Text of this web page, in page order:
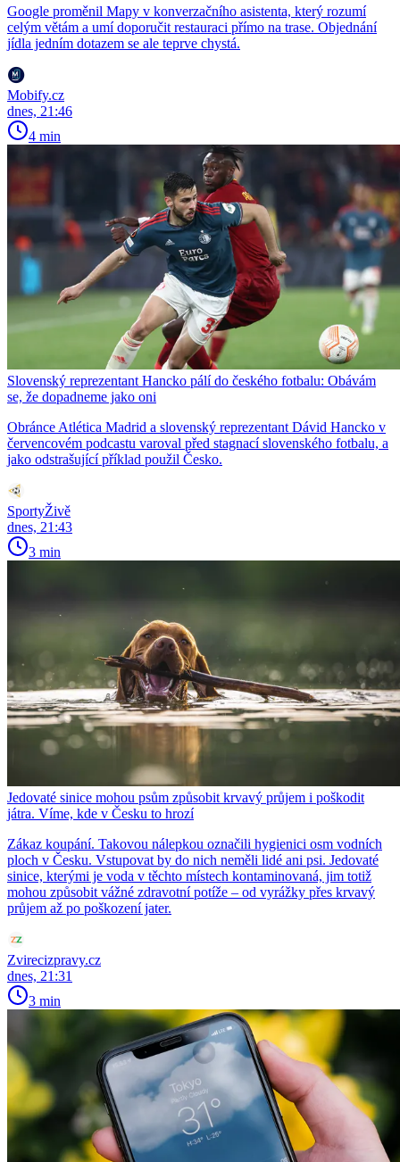
Google proměnil Mapy v konverzačního asistenta, který rozumí
celým větám a umí doporučit restauraci přímo na trase. Objednání
jídla jedním dotazem se ale teprve chystá.
Mobify.cz
dnes, 21:46
4 min
Slovenský reprezentant Hancko pálí do českého fotbalu: Obávám
se, že dopadneme jako oni
Obránce Atlética Madrid a slovenský reprezentant Dávid Hancko v
červencovém podcastu varoval před stagnací slovenského fotbalu, a
jako odstrašující příklad použil Česko.
SportyŽivě
dnes, 21:43
3 min
Jedovaté sinice mohou psům způsobit krvavý průjem i poškodit
játra. Víme, kde v Česku to hrozí
Zákaz koupání. Takovou nálepkou označili hygienici osm vodních
ploch v Česku. Vstupovat by do nich neměli lidé ani psi. Jedovaté
sinice, kterými je voda v těchto místech kontaminovaná, jim totiž
mohou způsobit vážné zdravotní potíže – od vyrážky přes krvavý
průjem až po poškození jater.
Zvirecizpravy.cz
dnes, 21:31
3 min